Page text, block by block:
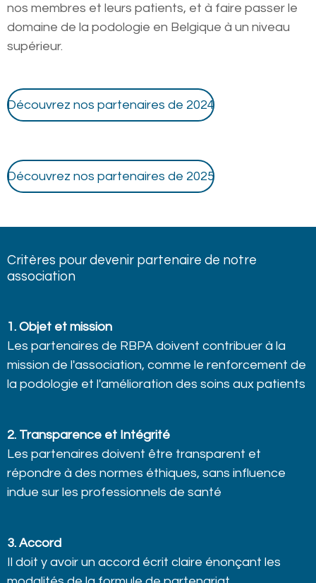
nos membres et leurs patients, et à faire passer le
domaine de la podologie en Belgique à un niveau
supérieur.
Découvrez nos partenaires de 2024
Découvrez nos partenaires de 2025
Critères pour devenir partenaire de notre
association
1. Objet et mission
Les partenaires de RBPA doivent contribuer à la
mission de l'association, comme le renforcement de
la podologie et l'amélioration des soins aux patients
2. Transparence et Intégrité
Les partenaires doivent être transparent et
répondre à des normes éthiques, sans influence
indue sur les professionnels de santé
3. Accord
Il doit y avoir un accord écrit claire énonçant les